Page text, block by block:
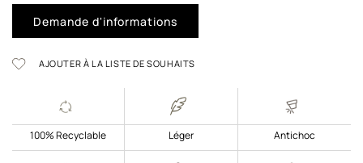
Demande d'informations
AJOUTER À LA LISTE DE SOUHAITS
100% Recyclable Léger Antichoc